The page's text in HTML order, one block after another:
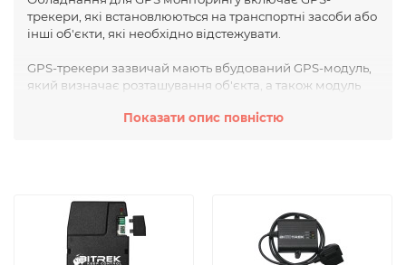
трекери, які встановлюються на транспортні засоби або
інші об'єкти, які необхідно відстежувати.
GPS-трекери зазвичай мають вбудований GPS-модуль,
який визначає розташування об'єкта, а також модуль
сервер моніторингу.
параметрів, а також кнопки SOS для аварійної
сигналізації.
Сервер моніторингу, до якого підключається
Показати опис повністю